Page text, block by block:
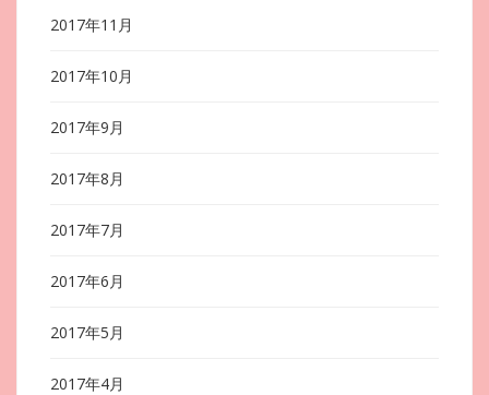
2017年11月
2017年10月
2017年9月
2017年8月
2017年7月
2017年6月
2017年5月
2017年4月